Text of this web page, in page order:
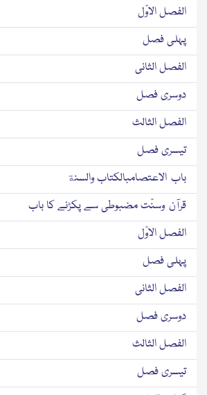
الفصل الاوّل
پہلی فصل
الفصل الثانی
دوسری فصل
الفصل الثالث
تیسری فصل
باب الاعتصامبالكتاب والسنة
قرآن وسنّت مضبوطی سے پکڑنے کا باب
الفصل الاوّل
پہلی فصل
الفصل الثانی
دوسری فصل
الفصل الثالث
تیسری فصل